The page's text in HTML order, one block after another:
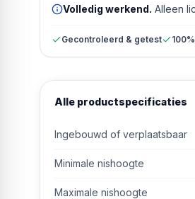
Volledig werkend. Alleen
Gecontroleerd & getest
Alle productspecificaties
Ingebouwd of verplaatsbaar
Minimale nishoogte
Maximale nishoogte